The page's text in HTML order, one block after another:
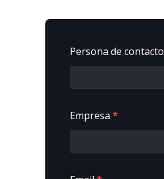
Persona de contacto
Empresa *